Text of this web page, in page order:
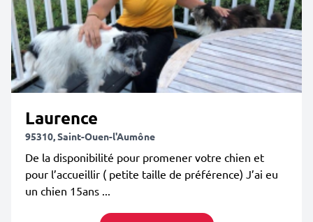
Laurence
95310, Saint-Ouen-l'Aumône
De la disponibilité pour promener votre chien et
pour l’accueillir ( petite taille de préférence) J’ai eu
un chien 15ans ...